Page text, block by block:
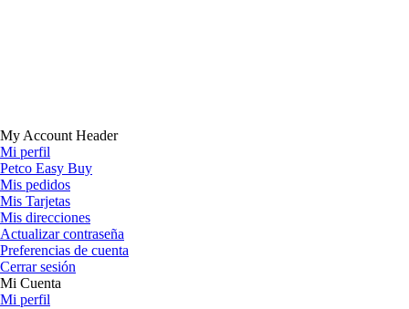
My Account Header
Mi perfil
Petco Easy Buy
Mis pedidos
Mis Tarjetas
Mis direcciones
Actualizar contraseña
Preferencias de cuenta
Cerrar sesión
Mi Cuenta
Mi perfil